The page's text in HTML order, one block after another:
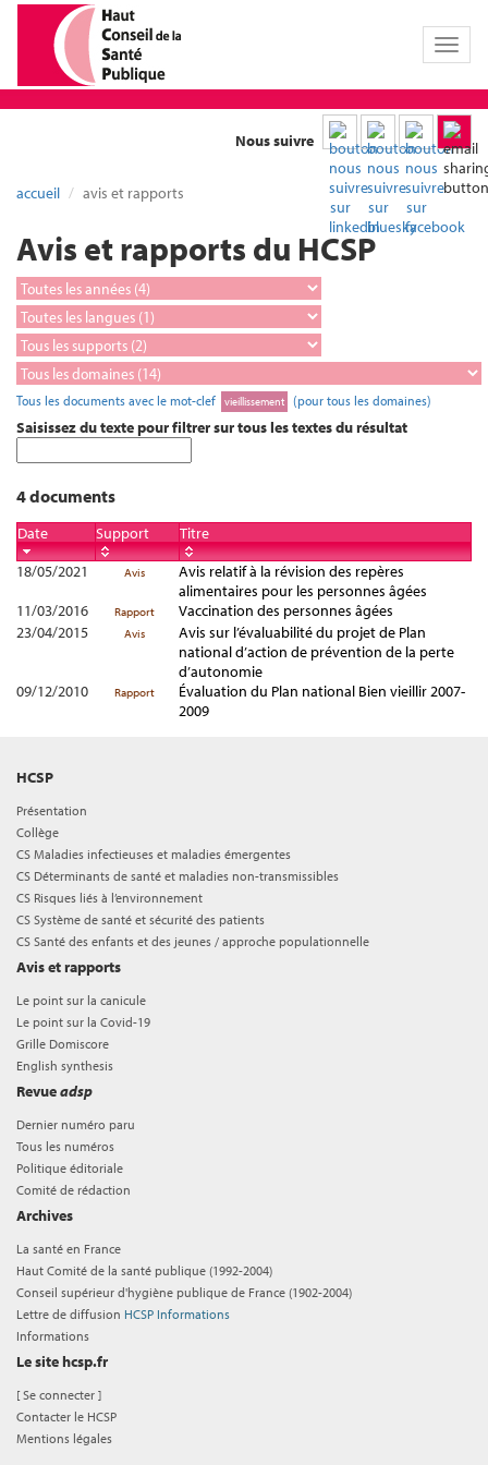
Toggle
Nous suivre
accueil avis et rapports
Avis et rapports du HCSP
Tous les documents avec le mot-clef vieillissement (pour tous les domaines)
Saisissez du texte pour filtrer sur tous les textes du résultat
4 documents
Date Support
Titre
18/05/2021
Avis
Avis relatif à la révision des repères
alimentaires pour les personnes âgées
11/03/2016
Rapport
Vaccination des personnes âgées
23/04/2015
Avis
Avis sur l’évaluabilité du projet de Plan
national d’action de prévention de la perte
d’autonomie
09/12/2010
Rapport
Évaluation du Plan national Bien vieillir 2007-
2009
HCSP
Présentation
Collège
CS Maladies infectieuses et maladies émergentes
CS Déterminants de santé et maladies non-transmissibles
CS Risques liés à l’environnement
CS Système de santé et sécurité des patients
CS Santé des enfants et des jeunes / approche populationnelle
Avis et rapports
Le point sur la canicule
Le point sur la Covid-19
Grille Domiscore
English synthesis
Revueadsp
Dernier numéro paru
Tous les numéros
Politique éditoriale
Comité de rédaction
Archives
La santé en France
Haut Comité de la santé publique (1992-2004)
Conseil supérieur d'hygiène publique de France (1902-2004)
Lettre de diffusion HCSP Informations
Informations
Le site hcsp.fr
[Se connecter ]
Contacter le HCSP
Mentions légales